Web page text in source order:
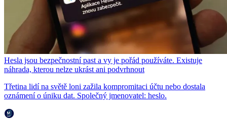
Hesla jsou bezpečnostní past a vy je pořád používáte. Existuje
náhrada, kterou nelze ukrást ani podvrhnout
Třetina lidí na světě loni zažila kompromitaci účtu nebo dostala
oznámení o úniku dat. Společný jmenovatel: heslo.